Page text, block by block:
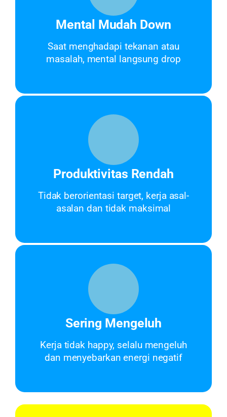
Mental Mudah Down
Saat menghadapi tekanan atau
masalah, mental langsung drop
Produktivitas Rendah
Tidak berorientasi target, kerja asal-
asalan dan tidak maksimal
Sering Mengeluh
Kerja tidak happy, selalu mengeluh
dan menyebarkan energi negatif